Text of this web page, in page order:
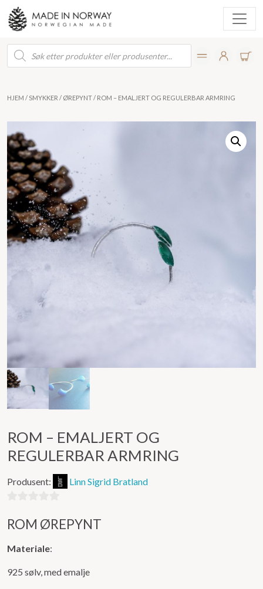
Products
search
HJEM / SMYKKER / ØREPYNT/ ROM – EMALJERT OG REGULERBAR ARMRING
ROM – EMALJERT OG
REGULERBAR ARMRING
Produsent: Linn Sigrid Bratland
ut
5
ROM ØREPYNT
Materiale:
925 sølv, med emalje